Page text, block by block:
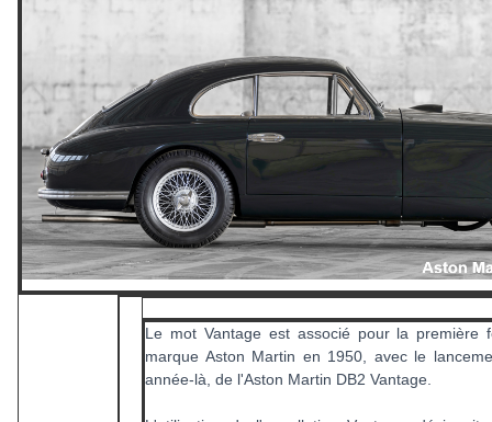
Le mot Vantage est associé pour la première
marque Aston Martin en 1950, avec le
année-là, de l'Aston Martin DB2 Vantage.